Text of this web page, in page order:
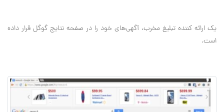
یک ارائه کننده تبلیغ مخرب، آگهی‌های خود را در صفحه نتایج گوگل قرار داده
است.